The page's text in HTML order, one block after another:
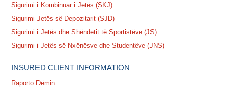
Sigurimi i Kombinuar i Jetës (SKJ)
Sigurimi Jetës së Depozitarit (SJD)
Sigurimi i Jetës dhe Shëndetit të Sportistëve (JS)
Sigurimi i Jetës së Nxënësve dhe Studentëve (JNS)
INSURED CLIENT INFORMATION
Raporto Dëmin